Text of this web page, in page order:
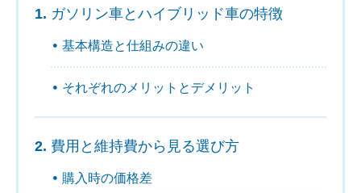
ガソリン車とハイブリッド車の特徴
基本構造と仕組みの違い
それぞれのメリットとデメリット
費用と維持費から見る選び方
購入時の価格差